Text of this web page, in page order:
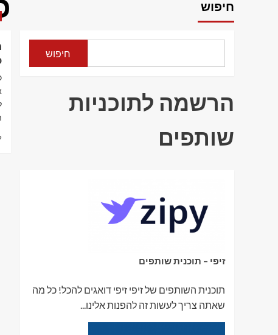
חיפוש
חיפוש
הרשמה לתוכניות
שותפים
זיפי – תוכנית שותפים
תוכנית השותפים של זיפי זיפי דואגים להכל! כל מה
שאתה צריך לעשות זה להפנות אלינו...